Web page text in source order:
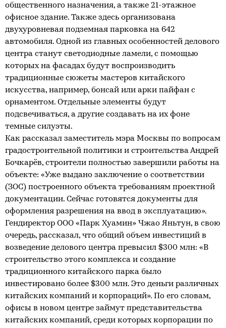
общественного назначения, а также 21-этажное
офисное здание. Также здесь организована
двухуровневая подземная парковка на 642
автомобиля. Одной из главных особенностей делового
центра станут светодиодные ламели, с помощью
которых на фасадах будут воспроизводить
традиционные сюжеты мастеров китайского
искусства, например, бонсай или арки пайфан с
орнаментом. Отдельные элементы будут
подсвечиваться, а другие создавать на их фоне
темные силуэты.
Как рассказал заместитель мэра Москвы по вопросам
градостроительной политики и строительства Андрей
Бочкарёв, строители полностью завершили работы на
объекте: «Уже выдано заключение о соответствии
(ЗОС) построенного объекта требованиям проектной
документации. Сейчас готовятся документы для
оформления разрешения на ввод в эксплуатацию».
Гендиректор ООО «Парк Хуамин» Чжао Яньтун, в свою
очередь, рассказал, что общий объем инвестиций в
возведение делового центра превысил $300 млн: «В
строительство этого комплекса и создание
традиционного китайского парка было
инвестировано более $300 млн. Это деньги различных
китайских компаний и корпораций». По его словам,
офисы в новом центре займут представительства
китайских компаний, среди которых корпорации по